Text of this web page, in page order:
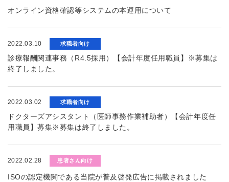
オンライン資格確認等システムの本運用について
2022.03.10 求職者向け
診療報酬関連事務（R4.5採用）【会計年度任用職員】※募集は
終了しました。
2022.03.02 求職者向け
ドクターズアシスタント（医師事務作業補助者）【会計年度任
用職員】募集※募集は終了しました。
2022.02.28 患者さん向け
ISOの認定機関である当院が普及啓発広告に掲載されました